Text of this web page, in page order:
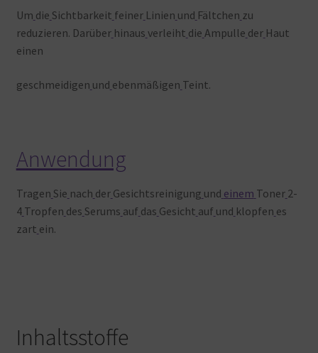
Um die Sichtbarkeit feiner Linien und Fältchen zu
reduzieren. Darüber hinaus verleiht die Ampulle der Haut
einen
geschmeidigen und ebenmäßigen Teint.
Anwendung
Tragen Sie nach der Gesichtsreinigung und einem Toner 2-
4 Tropfen des Serums auf das Gesicht auf und klopfen es
zart ein.
Inhaltsstoffe